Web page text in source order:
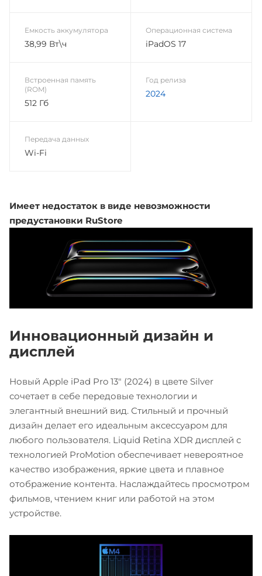
Имеет недостаток в виде невозможности
предустановки RuStore
Инновационный дизайн и
дисплей
Новый Apple iPad Pro 13" (2024) в цвете Silver
сочетает в себе передовые технологии и
элегантный внешний вид. Стильный и прочный
дизайн делает его идеальным аксессуаром для
любого пользователя. Liquid Retina XDR дисплей с
технологией ProMotion обеспечивает невероятное
качество изображения, яркие цвета и плавное
отображение контента. Наслаждайтесь просмотром
фильмов, чтением книг или работой на этом
устройстве.
Емкость аккумулятора
38,99 Вт\ч
Операционная система
iPadOS 17
Встроенная память
(ROM)
512 Гб
Год релиза
2024
Передача данных
Wi-Fi